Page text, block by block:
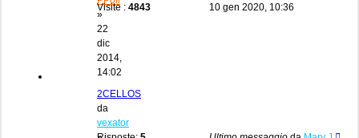
»
22
dic
2014,
14:02
Visite : 4843
10 gen 2020, 10:36
2CELLOS
da
vexator